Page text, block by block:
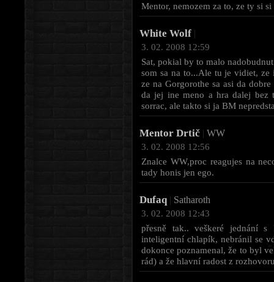
Mentor, nemozem za to, ze ty si
White Wolf |
3. 02. 2008 12:59
Sat, pokial by to malo
som sa na to...Ale tu je vidiet, ze
ze na Gorgorothe sa asi da
da jej ine meno a hra dalej bez
sorrac, ale takto si ja BM
Mentor Drtič | WW
3. 02. 2008 12:56
Znalce WW,proc reagujes na
tady honis jen ego.
Dufaq | Satharoth
3. 02. 2008 12:43
přesně tak.. veškeré jednání
inteligentní chlapík, nebránil se
dokonce poznamenal, že to byl
rád) a že hlavní radost z